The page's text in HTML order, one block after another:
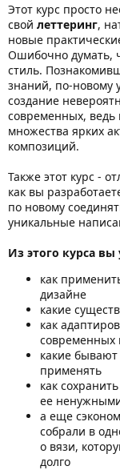
Этот курс просто
свой леттеринг,
новые
Ошибочно думать,
стиль.
знаний, по-новому
создание
современных, ведь
множества ярких
композиций.
Также этот курс -
как вы
по новому
уникальные
Из этого курса вы
как
дизайне
какие
как
современных
какие бывают
применять
как
ее
а еще
собрали в
о вязи,
долго